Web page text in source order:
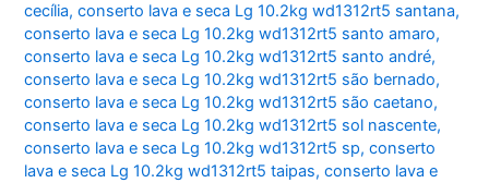
cecília,conserto lava e seca Lg 10.2kg wd1312rt5 santana,
conserto lava e seca Lg 10.2kg wd1312rt5 santo amaro,
conserto lava e seca Lg 10.2kg wd1312rt5 santo andré,
conserto lava e seca Lg 10.2kg wd1312rt5 são bernado,
conserto lava e seca Lg 10.2kg wd1312rt5 são caetano,
conserto lava e seca Lg 10.2kg wd1312rt5 sol nascente,
conserto lava e seca Lg 10.2kg wd1312rt5 sp,conserto
lava e seca Lg 10.2kg wd1312rt5 taipas,conserto lava e